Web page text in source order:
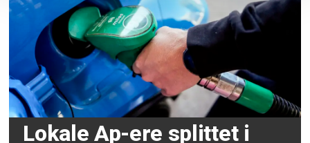
Lokale Ap-ere splittet i